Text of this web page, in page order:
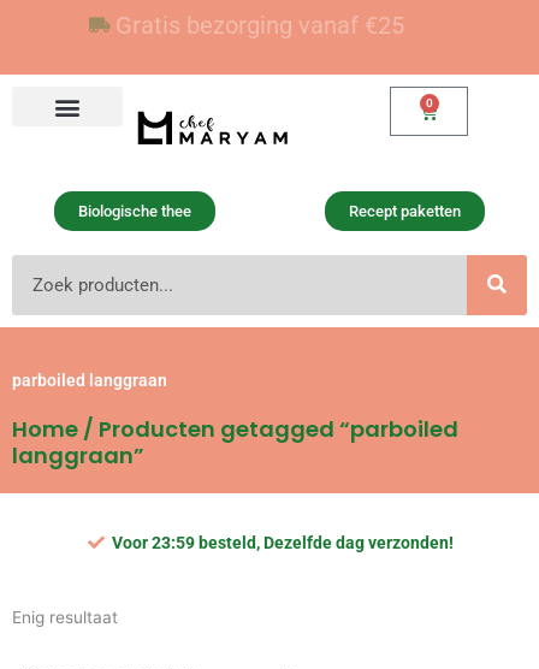
Gratis bezorging vanaf €25
Voor 23:59 besteld, vandaag verzonden
0
Winkelwagen
Biologische thee Recept paketten
parboiled langgraan
Home / Producten getagged “parboiled
langgraan”
Voor 23:59 besteld, Dezelfde dag verzonden!
Enig resultaat